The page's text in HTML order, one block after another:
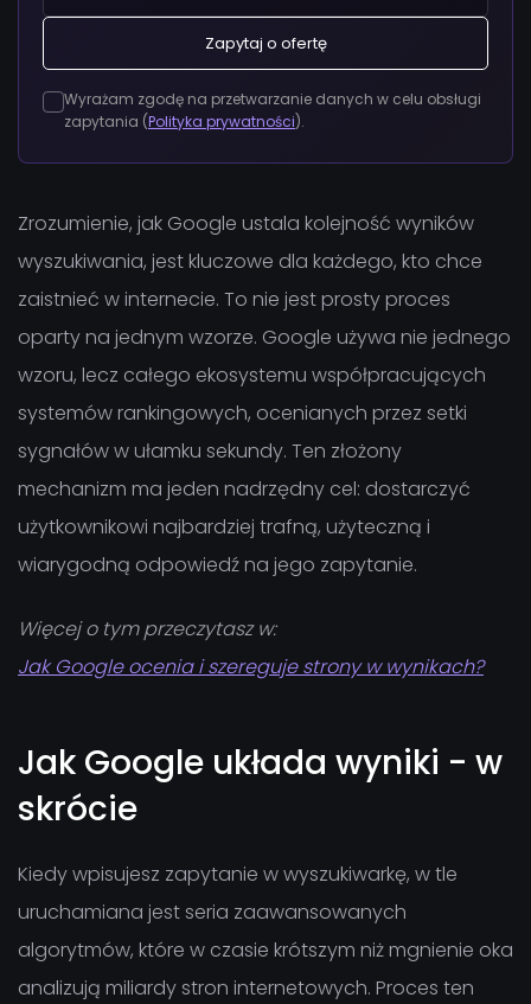
Zapytaj o ofertę
Wyrażam zgodę na przetwarzanie danych w celu obsługi
zapytania (Polityka prywatności).
Zrozumienie, jak Google ustala kolejność wyników
wyszukiwania, jest kluczowe dla każdego, kto chce
zaistnieć w internecie. To nie jest prosty proces
oparty na jednym wzorze. Google używa nie jednego
wzoru, lecz całego ekosystemu współpracujących
systemów rankingowych, ocenianych przez setki
sygnałów w ułamku sekundy. Ten złożony
mechanizm ma jeden nadrzędny cel: dostarczyć
użytkownikowi najbardziej trafną, użyteczną i
wiarygodną odpowiedź na jego zapytanie.
Więcej o tym przeczytasz w:
Jak Google ocenia i szereguje strony w wynikach?
Jak Google układa wyniki - w
skrócie
Kiedy wpisujesz zapytanie w wyszukiwarkę, w tle
uruchamiana jest seria zaawansowanych
algorytmów, które w czasie krótszym niż mgnienie oka
analizują miliardy stron internetowych. Proces ten